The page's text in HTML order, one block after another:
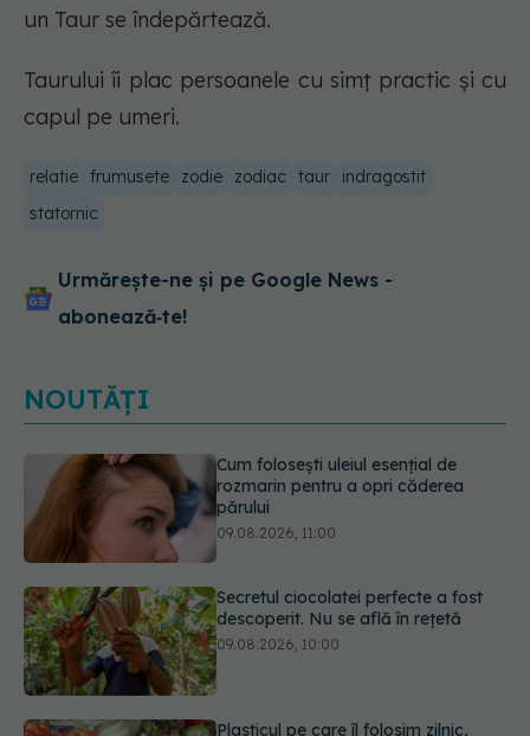
un Taur se îndepărtează.
Taurului îi plac persoanele cu simț practic și cu
capul pe umeri.
relatie frumusete zodie zodiac taur
indragostit
statornic
Urmărește-ne și pe Google News -
abonează‑te!
NOUTĂȚI
Secretul ciocolatei perfecte a fost
descoperit. Nu se află în rețetă
09.08.2026, 10:00
Plasticul pe care îl folosim zilnic,
legat de ficatul gras. Ce au
descoperit cercetătorii